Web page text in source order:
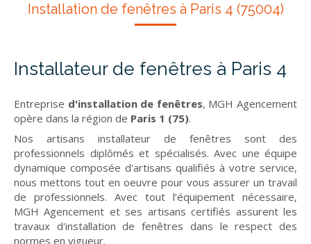
Installation de fenêtres à Paris 4 (75004)
Installateur de fenêtres à Paris 4
Entreprise d'installation de fenêtres, MGH Agencement
opère dans la région de Paris 1 (75).
Nos artisans installateur de fenêtres sont des
professionnels diplômés et spécialisés. Avec une équipe
dynamique composée d'artisans qualifiés à votre service,
nous mettons tout en oeuvre pour vous assurer un travail
de professionnels. Avec tout l’équipement nécessaire,
MGH Agencement et ses artisans certifiés assurent les
travaux d'installation de fenêtres dans le respect des
normes en vigueur.